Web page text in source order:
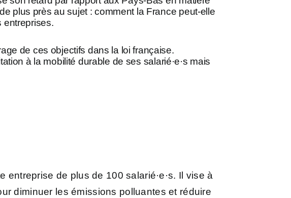
plus près au sujet : comment la France peut-elle
entreprises.
de ces objectifs dans la loi française.
à la mobilité durable de ses salarié·e·s mais
de plus de 100 salarié·e·s. Il vise à
diminuer les émissions polluantes et réduire